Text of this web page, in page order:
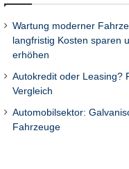
Wartung moderner
langfristig Kosten sparen
erhöhen
Autokredit oder Leasing?
Vergleich
Automobilsektor:
Fahrzeuge